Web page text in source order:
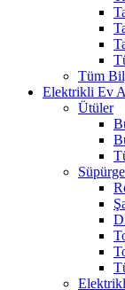
Tüm
Elektrikli Ev
Ütüler